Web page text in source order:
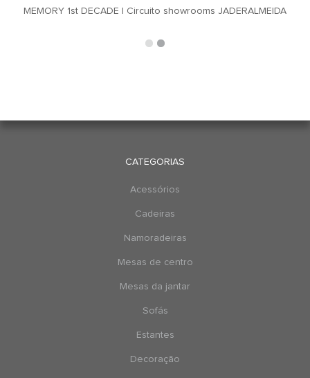
MEMORY 1st DECADE | Circuito showrooms JADERALMEIDA
CATEGORIAS
Acessórios
Cadeiras
Namoradeiras
Mesas de centro
Mesas da jantar
Sofás
Estantes
Decoração